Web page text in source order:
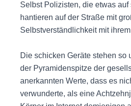
Selbst Polizisten, die etwas auf
hantieren auf der Straße mit
Selbstverständlichkeit mit
Die schicken Geräte stehen so
der Pyramidenspitze der
anerkannten Werte, dass es
verwunderte, als eine